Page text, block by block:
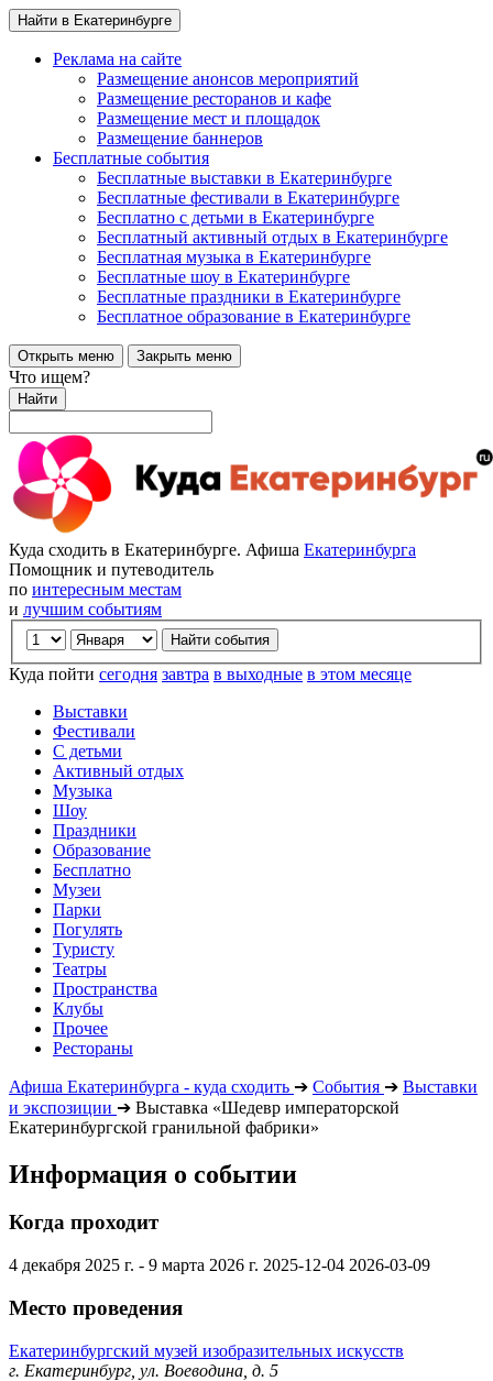
Найти в Екатеринбурге
Реклама на сайте
Размещение анонсов мероприятий
Размещение ресторанов и кафе
Размещение мест и площадок
Размещение баннеров
Бесплатные события
Бесплатные выставки в Екатеринбурге
Бесплатные фестивали в Екатеринбурге
Бесплатно с детьми в Екатеринбурге
Бесплатный активный отдых в Екатеринбурге
Бесплатная музыка в Екатеринбурге
Бесплатные шоу в Екатеринбурге
Бесплатные праздники в Екатеринбурге
Бесплатное образование в Екатеринбурге
Открыть меню Закрыть меню
Что ищем?
Найти
Куда сходить в Екатеринбурге. Афиша Екатеринбурга
Помощник и путеводитель
по интересным местам
и лучшим событиям
Куда пойти сегодня завтра в выходные в этом месяце
Выставки
Фестивали
С детьми
Активный отдых
Музыка
Шоу
Праздники
Образование
Бесплатно
Музеи
Парки
Погулять
Туристу
Театры
Пространства
Клубы
Прочее
Рестораны
Афиша Екатеринбурга - куда сходить ➔ События ➔ Выставки
и экспозиции ➔ Выставка «Шедевр императорской
Екатеринбургской гранильной фабрики»
Информация о событии
Когда проходит
4 декабря 2025 г. - 9 марта 2026 г. 2025-12-04 2026-03-09
Место проведения
Екатеринбургский музей изобразительных искусств
г. Екатеринбург, ул. Воеводина, д. 5